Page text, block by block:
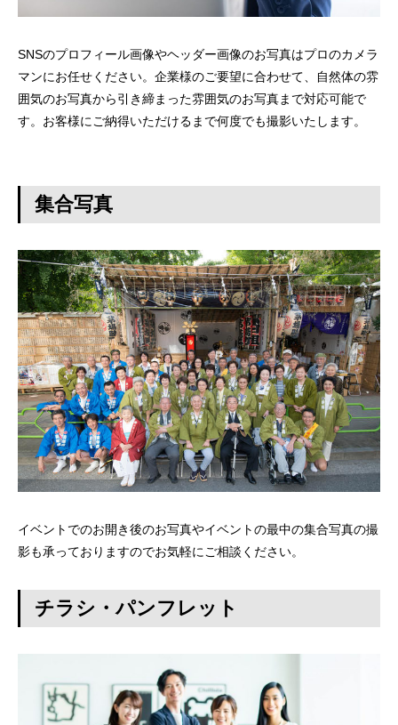
SNSのプロフィール画像やヘッダー画像のお写真はプロのカメラ
マンにお任せください。企業様のご要望に合わせて、自然体の雰
囲気のお写真から引き締まった雰囲気のお写真まで対応可能で
す。お客様にご納得いただけるまで何度でも撮影いたします。
集合写真
イベントでのお開き後のお写真やイベントの最中の集合写真の撮
影も承っておりますのでお気軽にご相談ください。
チラシ・パンフレット